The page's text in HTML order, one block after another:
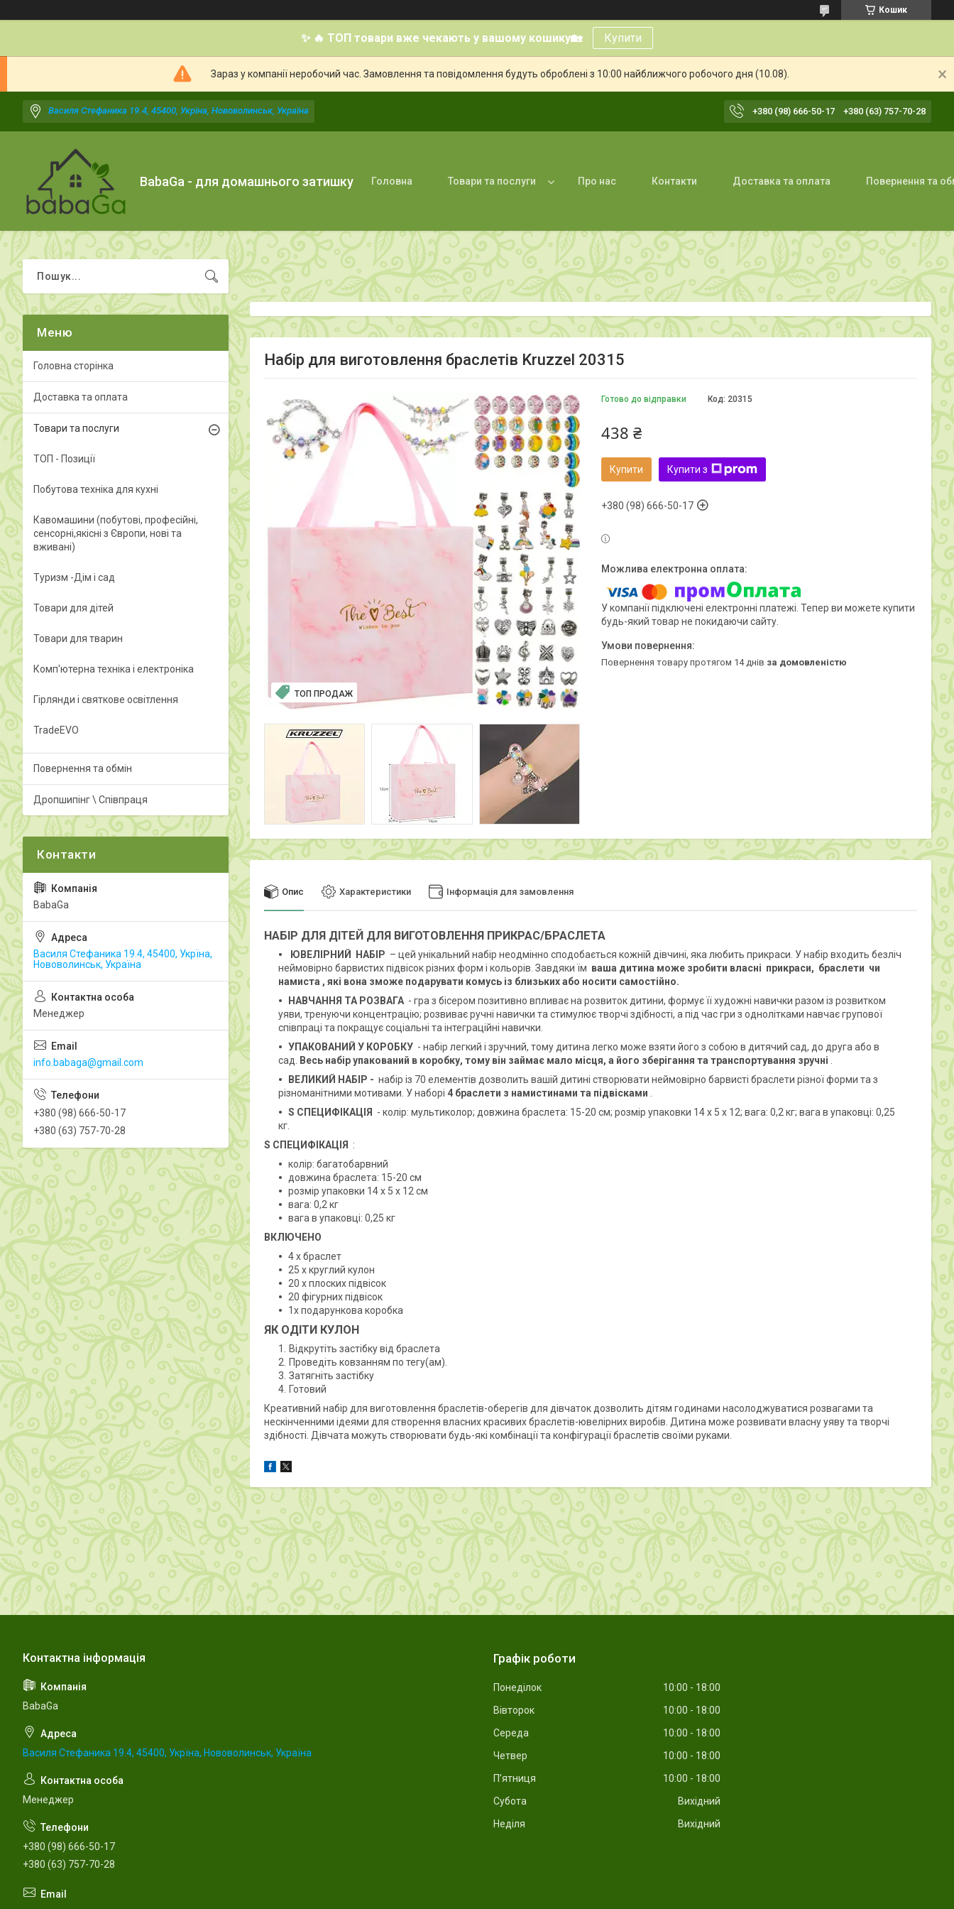
Кошик
✨ 🔥 ТОП товари вже чекають у вашому кошику🏡 Купити
Зараз у компанії неробочий час. Замовлення та повідомлення будуть оброблені з 10:00 найближчого робочого дня (10.08).
Василя Стефаника 19.4, 45400, Укрїна, Нововолинськ, Україна +380 (98) 666-50-17 +380 (63) 757-70-28
BabaGa - для домашнього затишку Головна Товари та послуги Про нас Контакти Доставка та оплата Повернення та
Набір для виготовлення браслетів Kruzzel 20315
ТОП ПРОДАЖ
Готово до відправки Код: 20315
438 ₴
Купити Купити з
+380 (98) 666-50-17
У компанії підключені електронні платежі. Тепер ви можете купити
будь-який товар не покидаючи сайту.
повернення товару протягом 14 днів за домовленістю
Опис Характеристики Інформація для замовлення
НАБІР ДЛЯ ДІТЕЙ ДЛЯ ВИГОТОВЛЕННЯ ПРИКРАС/БРАСЛЕТА
ЮВЕЛІРНИЙ НАБІР – цей унікальний набір неодмінно сподобається кожній дівчині, яка любить прикраси. У набір входить безліч
неймовірно барвистих підвісок різних форм і кольорів. Завдяки їм ваша дитина може зробити власні прикраси, браслети чи
намиста , які вона зможе подарувати комусь із близьких або носити самостійно.
НАВЧАННЯ ТА РОЗВАГА - гра з бісером позитивно впливає на розвиток дитини, формує її художні навички разом із розвитком
уяви, тренуючи концентрацію; розвиває ручні навички та стимулює творчі здібності, а під час гри з однолітками навчає групової
співпраці та покращує соціальні та інтеграційні навички.
УПАКОВАНИЙ У КОРОБКУ - набір легкий і зручний, тому дитина легко може взяти його з собою в дитячий сад, до друга або в
сад.
Весь набір упакований в коробку, тому він займає мало місця, а його зберігання та транспортування зручні
ВЕЛИКИЙ НАБІР - набір із 70 елементів дозволить вашій дитині створювати неймовірно барвисті браслети різної форми та з
різноманітними мотивами. У наборі 4 браслети з намистинами та підвісками
S СПЕЦИФІКАЦІЯ
- колір: мультиколор; довжина браслета: 15-20 см; розмір упаковки 14 х 5 х 12; вага: 0,2 кг; вага в упаковці: 0,25
кг.
S СПЕЦИФІКАЦІЯ
:
колір: багатобарвний
довжина браслета: 15-20 см
розмір упаковки 14 х 5 х 12 см
вага: 0,2 кг
вага в упаковці: 0,25 кг
ВКЛЮЧЕНО
4 х браслет
25 x круглий кулон
20 х плоских підвісок
20 фігурних підвісок
1x подарункова коробка
ЯК ОДІТИ КУЛОН
Відкрутіть застібку від браслета
Проведіть ковзанням по тегу(ам).
Затягніть застібку
Готовий
Креативний набір для виготовлення браслетів-оберегів для дівчаток дозволить дітям годинами насолоджуватися розвагами та
нескінченними ідеями для створення власних красивих браслетів-ювелірних виробів. Дитина може розвивати власну уяву та творчі
здібності. Дівчата можуть створювати будь-які комбінації та конфігурації браслетів своїми руками.
Головна сторінка
Доставка та оплата
Товари та послуги
ТОП - Позиції
Побутова техніка для кухні
Кавомашини (побутові, професійні,
сенсорні,якісні з Європи, нові та
вживані)
Туризм -Дім і сад
Товари для дітей
Товари для тварин
Комп'ютерна техніка і електроніка
Гірлянди і святкове освітлення
TradeEVO
Повернення та обмін
Дропшипінг \ Співпраця
BabaGa
Василя Стефаника 19.4, 45400, Укрїна,
Нововолинськ, Україна
Менеджер
info.babaga@gmail.com
+380 (98) 666-50-17
+380 (63) 757-70-28
BabaGa
Василя Стефаника 19.4, 45400, Укрїна, Нововолинськ, Україна
Менеджер
+380 (98) 666-50-17
+380 (63) 757-70-28
Графік роботи
Понеділок 10:00
18:00
Вівторок
10:00
18:00
Середа
10:00
18:00
Четвер
10:00
18:00
Пʼятниця
10:00
18:00
Субота
Вихідний
Неділя
Вихідний